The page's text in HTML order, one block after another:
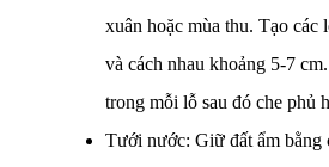
xuân hoặc mùa thu. Tạo các
và cách nhau khoảng 5-7
trong mỗi lỗ sau đó che phủ
Tưới nước: Giữ đất ẩm bằng